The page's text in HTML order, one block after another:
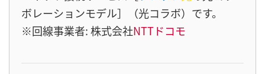
ボレーションモデル］（光コラボ）です。
※回線事業者: 株式会社NTTドコモ